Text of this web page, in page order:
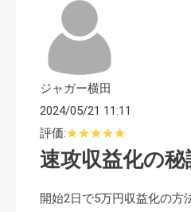
ジャガー横田
2024/05/21 11:11
評価:
速攻収益化の秘
開始2日で5万円収益化の方